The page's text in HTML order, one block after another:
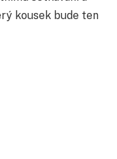
kousek bude ten